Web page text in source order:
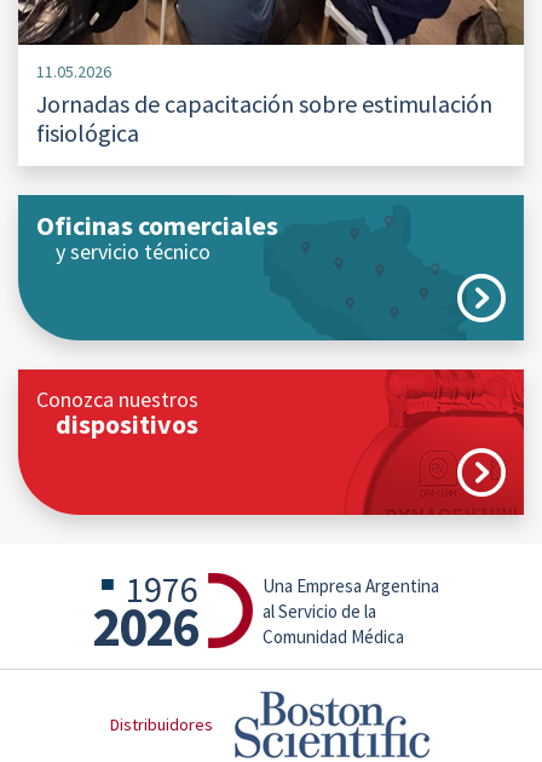
11.05.2026
Jornadas de capacitación sobre estimulación
fisiológica
Oficinas comerciales
y servicio técnico
Conozca nuestros
dispositivos
1976
2026
Una Empresa Argentina
al Servicio de la
Comunidad Médica
Distribuidores